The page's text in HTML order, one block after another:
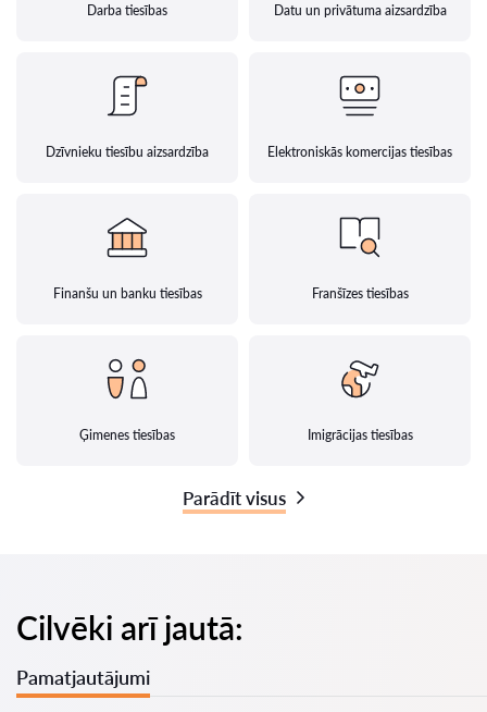
Darba tiesības Datu un privātuma aizsardzība
Dzīvnieku tiesību aizsardzība Elektroniskās komercijas tiesības
Finanšu un banku tiesības Franšīzes tiesības
Ģimenes tiesības Imigrācijas tiesības
Parādīt visus
Cilvēki arī jautā:
Pamatjautājumi